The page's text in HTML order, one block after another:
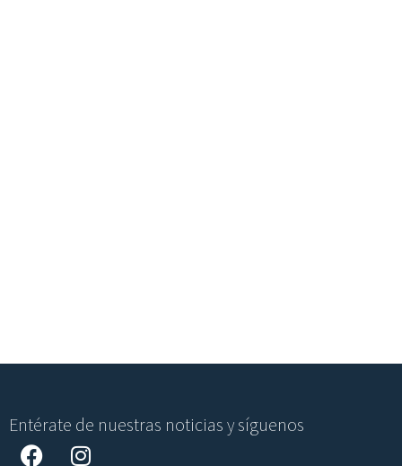
Entérate de nuestras noticias y síguenos